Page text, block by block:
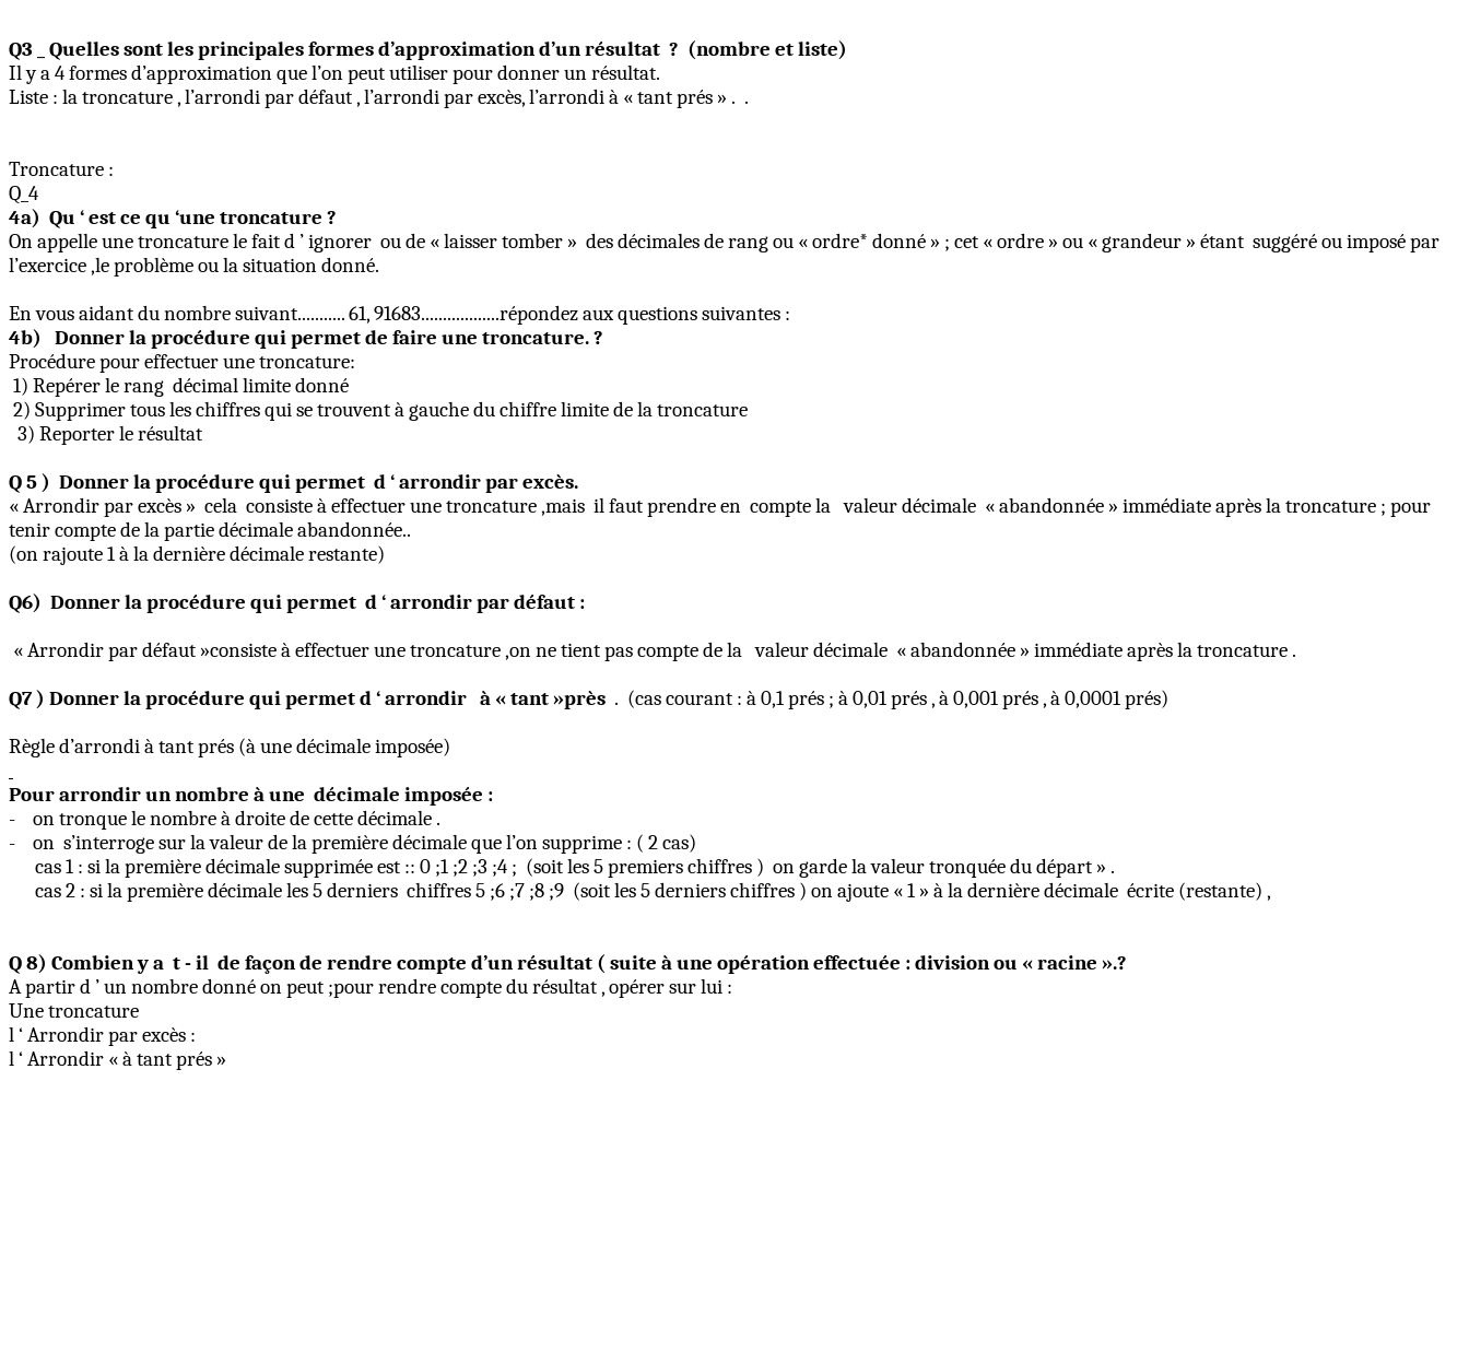
Q3 _ Quelles sont les principales formes d’approximation d’unrésultat ? (nombre et liste)
Il y a 4 formes d’approximation que l’on peut utiliser pour donner un résultat.
Liste : latroncature ,l’arrondi par défaut , l’arrondi par excès, l’arrondi à « tant prés » . .
Troncature :
Q_4
4a) Qu ‘ est ce qu ‘une troncature ?
On appelle une troncature le faitd ’ignorer ou de « laisser tomber » des décimales de rang ou « ordre* donné » ; cet « ordre » ou « grandeur » étant suggéré ou imposé par
l’exercice ,le problème ou la situation donné.
En vous aidant du nombre suivant........... 61, 91683..................répondez aux questions suivantes :
4b)
Donner la procédure qui permet de faire une troncature. ?
Procédure pour effectuer une troncature:
1) Repérer le rang décimal limite donné
2) Supprimer tous les chiffres qui se trouvent à gauche du chiffre limite de la troncature
3) Reporter le résultat
Q5 ) Donner la procédure qui permet d ‘ arrondir par excès.
« Arrondir par excès » cela consiste à effectuer unetroncature ,mais il faut prendre en compte la valeur décimale « abandonnée » immédiate après la troncature ; pour
tenir compte de la partie décimale abandonnée..
(onrajoute 1 à la dernière décimale restante)
Q6) Donner la procédure qui permet d ‘ arrondir par défaut :
« Arrondir par défaut »consiste à effectuer unetroncature ,onne tient pas compte de la valeur décimale « abandonnée » immédiate après la troncature .
Q7 ) Donner la procédure qui permet d ‘ arrondir à « tant »près . (cas courant : à 0,1 prés ; à 0,01prés ,à 0,001 prés , à 0,0001 prés)
Règle d’arrondi à tant prés (à une décimale imposée)
Pour arrondir un nombre à une décimale imposée :
-
on tronque le nombre à droite de cettedécimale .
-
on s’interroge sur la valeur de la première décimale que l’on supprime : ( 2cas)
cas 1 : si la première décimale supprimée est :: 0 ;1 ;2 ;3 ;4 ; (soit les 5 premiers chiffres ) on garde la valeur tronquée du départ » .
cas 2 : si la première décimale les 5 derniers chiffres 5 ;6 ;7 ;8 ;9 (soit les 5 derniers chiffres ) on ajoute « 1 » à la dernière décimale écrite (restante) ,
Q 8) Combien y a t -il de façon de rendre compte d’un résultat ( suite à une opération effectuée : division ou « racine ».?
A partird ’un nombre donné on peut ;pour rendre compte du résultat , opérer sur lui :
Une troncature
l ‘ Arrondir par excès :
l ‘ Arrondir « à tant prés »